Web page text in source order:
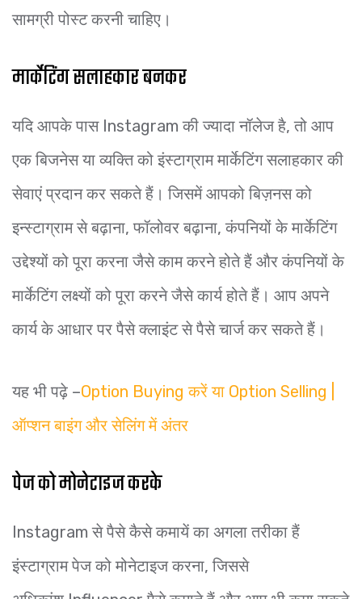
सामग्री पोस्ट करनी चाहिए।
मार्केटिंग सलाहकार बनकर
यदि आपके पास Instagram की ज्यादा नॉलेज है, तो आप
एक बिजनेस या व्यक्ति को इंस्टाग्राम मार्केटिंग सलाहकार की
सेवाएं प्रदान कर सकते हैं। जिसमें आपको बिज़नस को
इन्स्टाग्राम से बढ़ाना, फॉलोवर बढ़ाना, कंपनियों के मार्केटिंग
उद्देश्यों को पूरा करना जैसे काम करने होते हैं और कंपनियों के
मार्केटिंग लक्ष्यों को पूरा करने जैसे कार्य होते हैं। आप अपने
कार्य के आधार पर पैसे क्लाइंट से पैसे चार्ज कर सकते हैं।
यह भी पढ़े –Option Buying करें या Option Selling |
ऑप्शन बाइंग और सेलिंग में अंतर
पेज को मोनेटाइज करके
Instagram से पैसे कैसे कमायें का अगला तरीका हैं
इंस्टाग्राम पेज को मोनेटाइज करना, जिससे